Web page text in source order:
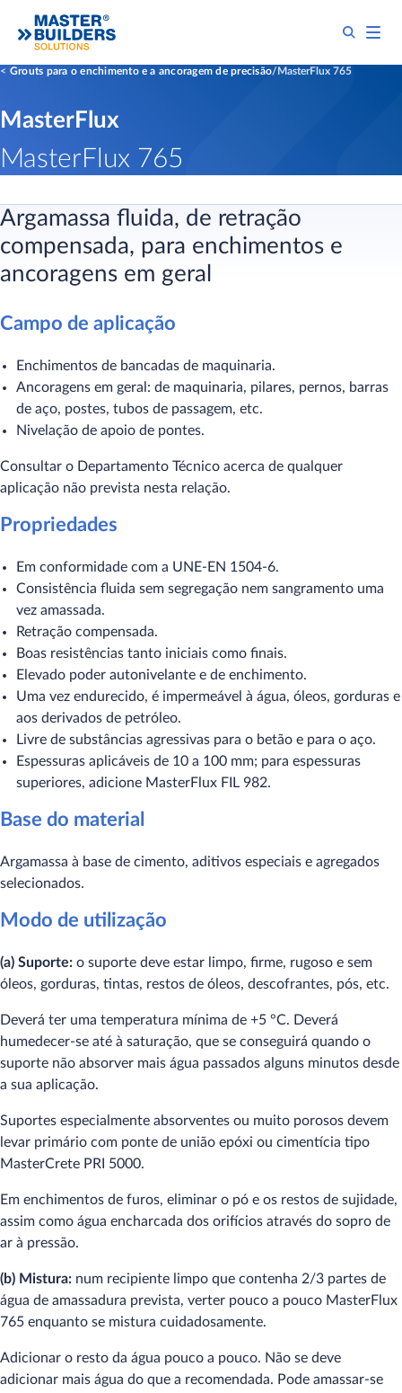
Grouts para o enchimento e a ancoragem de precisão MasterFlux 765
MasterFlux
MasterFlux 765
Argamassa fluida, de retração
compensada, para enchimentos e
ancoragens em geral
Campo de aplicação
Enchimentos de bancadas de maquinaria.
Ancoragens em geral: de maquinaria, pilares, pernos, barras
de aço, postes, tubos de passagem, etc.
Nivelação de apoio de pontes.
Consultar o Departamento Técnico acerca de qualquer
aplicação não prevista nesta relação.
Propriedades
Em conformidade com a UNE-EN 1504-6.
Consistência fluida sem segregação nem sangramento uma
vez amassada.
Retração compensada.
Boas resistências tanto iniciais como finais.
Elevado poder autonivelante e de enchimento.
Uma vez endurecido, é impermeável à água, óleos, gorduras e
aos derivados de petróleo.
Livre de substâncias agressivas para o betão e para o aço.
Espessuras aplicáveis de 10 a 100 mm; para espessuras
superiores, adicione MasterFlux FIL 982.
Base do material
Argamassa à base de cimento, aditivos especiais e agregados
selecionados.
Modo de utilização
(a) Suporte: o suporte deve estar limpo, firme, rugoso e sem
óleos, gorduras, tintas, restos de óleos, descofrantes, pós, etc.
Deverá ter uma temperatura mínima de +5 °C. Deverá
humedecer-se até à saturação, que se conseguirá quando o
suporte não absorver mais água passados alguns minutos desde
a sua aplicação.
Suportes especialmente absorventes ou muito porosos devem
levar primário com ponte de união epóxi ou cimentícia tipo
MasterCrete PRI 5000.
Em enchimentos de furos, eliminar o pó e os restos de sujidade,
assim como água encharcada dos orifícios através do sopro de
ar à pressão.
(b) Mistura: num recipiente limpo que contenha 2/3 partes de
água de amassadura prevista, verter pouco a pouco MasterFlux
765 enquanto se mistura cuidadosamente.
Adicionar o resto da água pouco a pouco. Não se deve
adicionar mais água do que a recomendada. Pode amassar-se